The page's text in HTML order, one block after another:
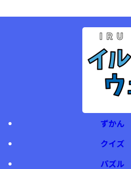
ずかん
クイズ
パズル